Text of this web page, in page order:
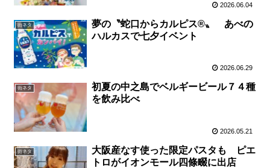
2026.06.04
街ネタ
夢の〝蛇口からカルピス®〟 あべの
ハルカスで七夕イベント
2026.06.29
街ネタ
初夏の中之島でベルギービール７４種
を飲み比べ
2026.05.21
街ネタ
大阪産なす使った限定パスタも ピエ
トロがイオンモール四條畷に出店